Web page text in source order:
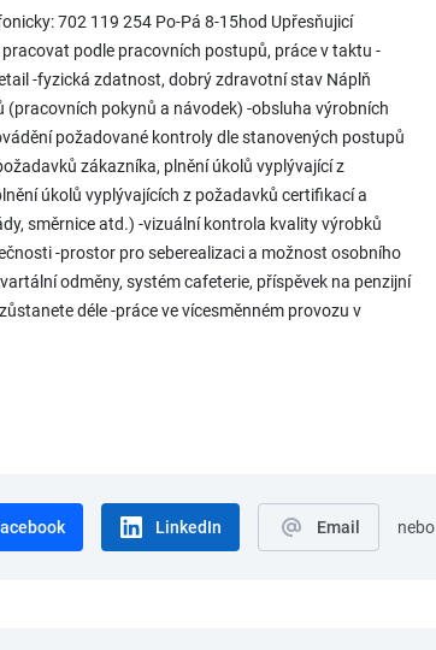
702 119 254 Po-Pá 8-15hod Upřesňujicí
podle pracovních postupů, práce v taktu -
-fyzická zdatnost, dobrý zdravotní stav Náplň
pokynů a návodek) -obsluha výrobních
požadované kontroly dle stanovených postupů
zákazníka, plnění úkolů vyplývající z
úkolů vyplývajících z požadavků certifikací a
směrnice atd.) -vizuální kontrola kvality výrobků
-prostor pro seberealizaci a možnost osobního
odměny, systém cafeterie, příspěvek na penzijní
déle -práce ve vícesměnném provozu v
LinkedIn Email nebo